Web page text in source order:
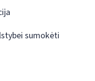
sumokėti